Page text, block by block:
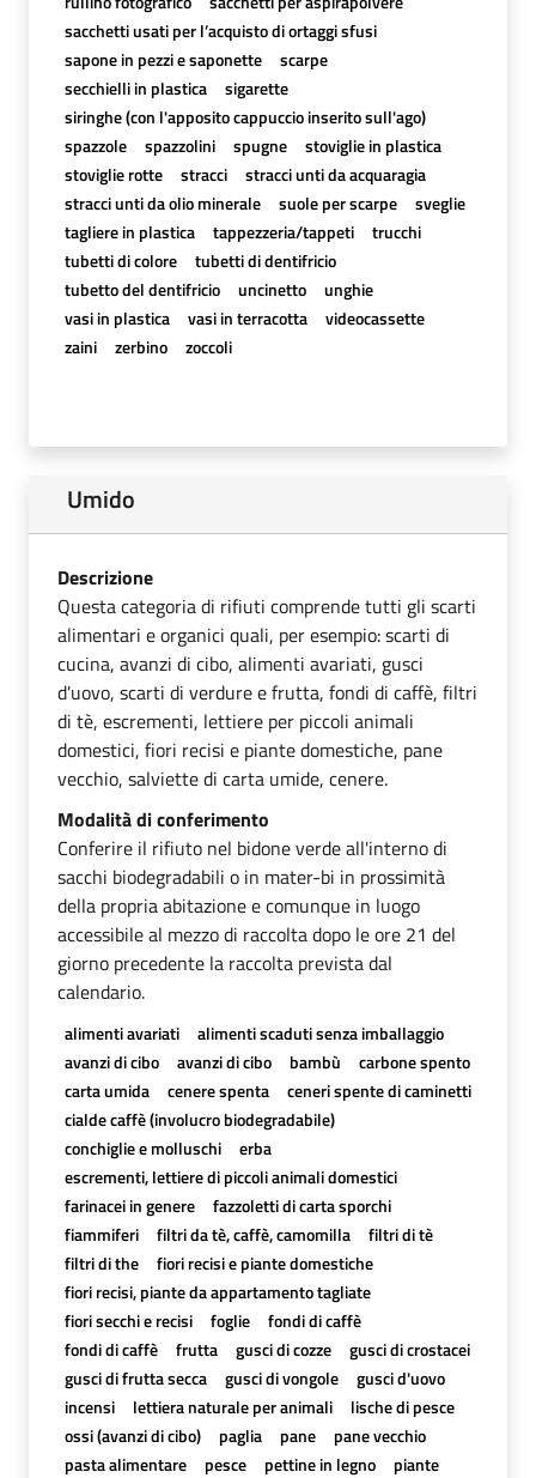
sacchetti usati per l’acquisto di ortaggi sfusi
sapone in pezzi e saponette
scarpe
secchielli in plastica
sigarette
siringhe (con l'apposito cappuccio inserito sull'ago)
spazzole
spazzolini spugne
stoviglie in plastica
stoviglie rotte
stracci
stracci unti da acquaragia
stracci unti da olio minerale
suole per scarpe
sveglie
tagliere in plastica
tappezzeria/tappeti
trucchi
tubetti di colore
tubetti di dentifricio
tubetto del dentifricio
uncinetto
unghie
vasi in plastica
vasi in terracotta
videocassette
zaini
zerbino zoccoli
Umido
Descrizione
Questa categoria di rifiuti comprende tutti gli scarti
alimentari e organici quali, per esempio: scarti di
cucina, avanzi di cibo, alimenti avariati, gusci
d'uovo, scarti di verdure e frutta, fondi di caffè, filtri
di tè, escrementi, lettiere per piccoli animali
domestici, fiori recisi e piante domestiche, pane
vecchio, salviette di carta umide, cenere.
Modalità di conferimento
Conferire il rifiuto nel bidone verde all'interno di
sacchi biodegradabili o in mater-bi in prossimità
della propria abitazione e comunque in luogo
accessibile al mezzo di raccolta dopo le ore 21 del
giorno precedente la raccolta prevista dal
calendario.
alimenti avariati
alimenti scaduti senza imballaggio
avanzi di cibo
avanzi di cibo bambù
carbone spento
carta umida
cenere spenta
ceneri spente di caminetti
cialde caffè (involucro biodegradabile)
conchiglie e molluschi
erba
escrementi, lettiere di piccoli animali domestici
farinacei in genere
fazzoletti di carta sporchi
fiammiferi
filtri da tè, caffè, camomilla
filtri di tè
filtri di the
fiori recisi e piante domestiche
fiori recisi, piante da appartamento tagliate
fiori secchi e recisi
foglie
fondi di caffè
fondi di caffè
frutta gusci di cozze
gusci di crostacei
gusci di frutta secca
gusci di vongole
gusci d'uovo
incensi
lettiera naturale per animali
lische di pesce
ossi (avanzi di cibo)
paglia pane
pane vecchio
pasta alimentare
pesce pettine in legno
piante